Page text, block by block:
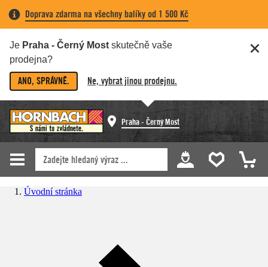
Doprava zdarma na všechny balíky od 1 500 Kč
Je Praha - Černý Most skutečně vaše
prodejna?
ANO, SPRÁVNĚ. Ne, vybrat jinou prodejnu.
Praha - Černý Most
Úvodní stránka